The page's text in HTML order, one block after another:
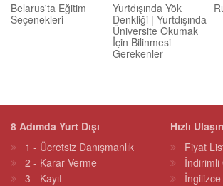
Belarus'ta Eğitim
Seçenekleri
Yurtdışında Yök
Denkliği | Yurtdışında
Üniversite Okumak
İçin Bilinmesi
Gerekenler
8 Adımda Yurt Dışı
1 - Ücretsiz Danışmanlık
2 - Karar Verme
3 - Kayıt
Hızlı
Fiyat
İndirimli